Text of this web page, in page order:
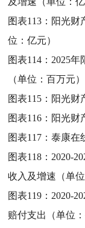
图表113： 阳光财
位：亿元）
图表114： 2025年
（单位：百万元）
图表115： 阳光财
图表116： 阳光财
图表117：泰康在
图表118： 2020-
收入及增速（单位
图表119： 2020-
赔付支出（单位：